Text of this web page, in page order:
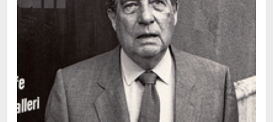
Abé, Kobo
Aboulela, Leila
Abrahams, Peter (f. 1919)
Abrahams, Peter (f. 1947)
Abrahamson, Emmy
Abse, Dannie